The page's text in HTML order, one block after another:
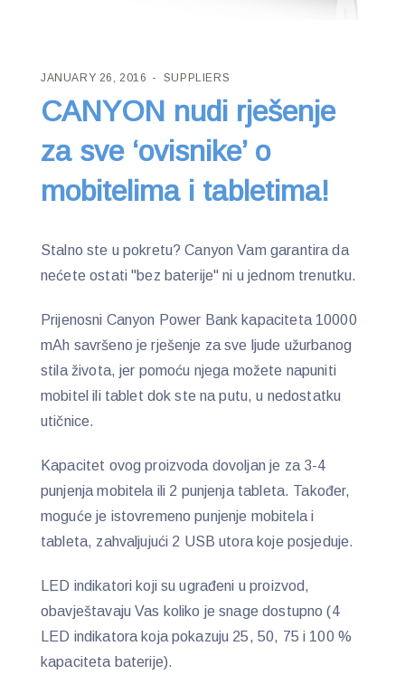
JANUARY 26, 2016 SUPPLIERS
CANYON nudi rješenje
za sve ‘ovisnike’ o
mobitelima i tabletima!
Stalno ste u pokretu? Canyon Vam garantira da
nećete ostati "bez baterije" ni u jednom trenutku.
Prijenosni Canyon Power Bank kapaciteta 10000
mAh savršeno je rješenje za sve ljude užurbanog
stila života, jer pomoću njega možete napuniti
mobitel ili tablet dok ste na putu, u nedostatku
utičnice.
Kapacitet ovog proizvoda dovoljan je za 3-4
punjenja mobitela ili 2 punjenja tableta. Također,
moguće je istovremeno punjenje mobitela i
tableta, zahvaljujući 2 USB utora koje posjeduje.
LED indikatori koji su ugrađeni u proizvod,
obavještavaju Vas koliko je snage dostupno (4
LED indikatora koja pokazuju 25, 50, 75 i 100 %
kapaciteta baterije).